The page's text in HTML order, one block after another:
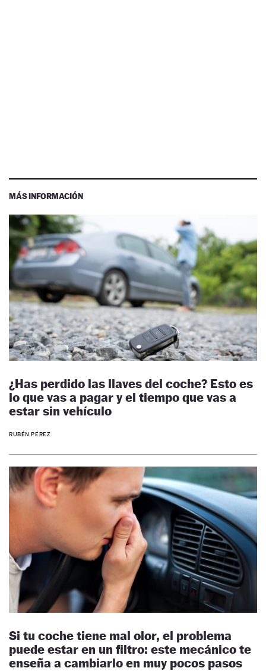
MÁS INFORMACIÓN
¿Has perdido las llaves del coche? Esto es
lo que vas a pagar y el tiempo que vas a
estar sin vehículo
RUBÉN PÉREZ
Si tu coche tiene mal olor, el problema
puede estar en un filtro: este mecánico te
enseña a cambiarlo en muy pocos pasos